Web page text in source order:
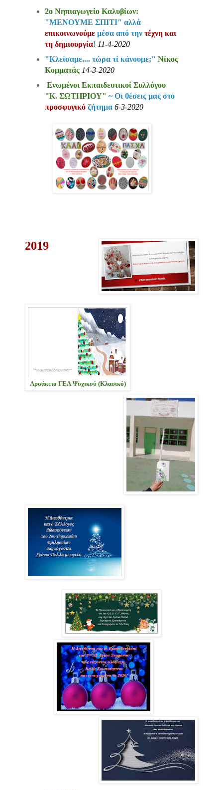
2ο Νηπιαγωγείο Καλυβίων:
"ΜΕΝΟΥΜΕ ΣΠΙΤΙ" αλλά
επικοινωνούμεμέσα από την τέχνη και
τη δημιουργία! 11-4-2020
"Κλείσαμε.... τώρα τί κάνουμε;" Νίκος
Κομματάς 14-3-2020
Ενωμένοι Εκπαιδευτικοί Συλλόγου
"Κ. ΣΩΤΗΡΙΟΥ" ~ Οι θέσεις μας στο
προσφυγικόζήτημα 6-3-2020
2019
Αρσάκειο ΓΕΛ Ψυχικού (Κλασικό)